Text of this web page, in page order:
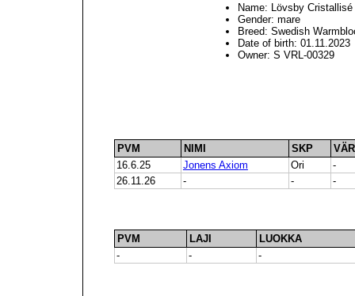
Name: Lövsby Cristallisé
Gender: mare
Breed: Swedish
Date of birth: 01.11.2023
Owner: S VRL-00329
PVM NIMI SKP
16.6.25
Jonens Axiom Ori
-
26.11.26
- - -
PVM LAJI
LUOKKA
-
- -